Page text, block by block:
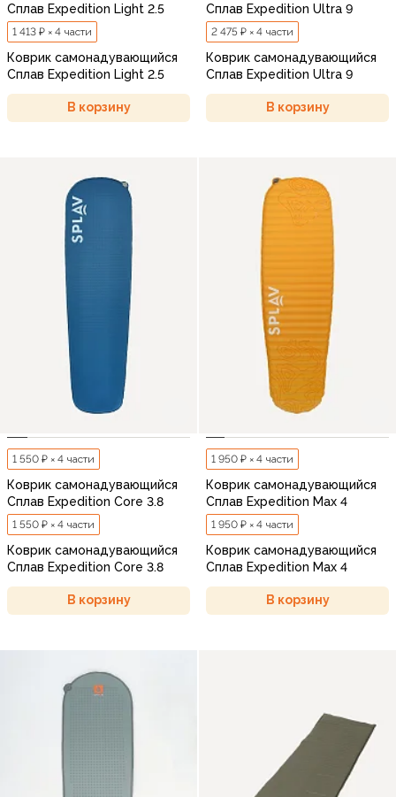
Сплав Expedition Light 2.5
1 413 ₽ × 4 части
Коврик самонадувающийся
Сплав Expedition Light 2.5
В корзину
Сплав Expedition Ultra 9
2 475 ₽ × 4 части
Коврик самонадувающийся
Сплав Expedition Ultra 9
В корзину
1 550 ₽ × 4 части
Коврик самонадувающийся
Сплав Expedition Core 3.8
1 550 ₽ × 4 части
Коврик самонадувающийся
Сплав Expedition Core 3.8
В корзину
1 950 ₽ × 4 части
Коврик самонадувающийся
Сплав Expedition Max 4
1 950 ₽ × 4 части
Коврик самонадувающийся
Сплав Expedition Max 4
В корзину